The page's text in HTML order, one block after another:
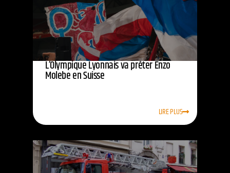
L’Olympique Lyonnais va prêter Enzo
Molebe en Suisse
LIRE PLUS